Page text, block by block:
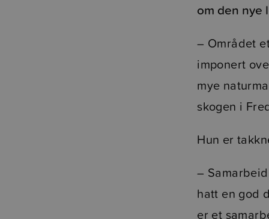
om den nye
– Området
imponert
mye
skogen i
Hun er
–
hatt en god
er et